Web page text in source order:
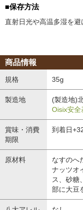
■保存方法
直射日光や高温多湿を